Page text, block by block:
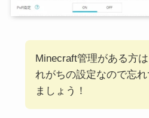
Minecraft管理がある方
れがちの設定なので忘
ましょう！